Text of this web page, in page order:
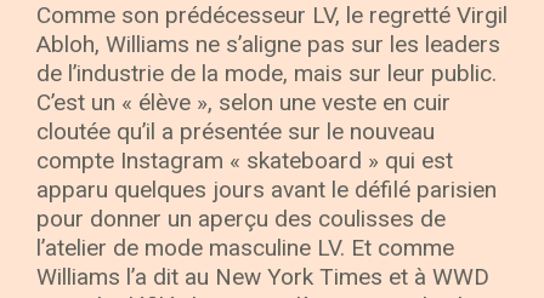
Comme son prédécesseur LV, le regretté Virgil
Abloh, Williams ne s’aligne pas sur les leaders
de l’industrie de la mode, mais sur leur public.
C’est un « élève », selon une veste en cuir
cloutée qu’il a présentée sur le nouveau
compte Instagram « skateboard » qui est
apparu quelques jours avant le défilé parisien
pour donner un aperçu des coulisses de
l’atelier de mode masculine LV. Et comme
Williams l’a dit au New York Times et à WWD